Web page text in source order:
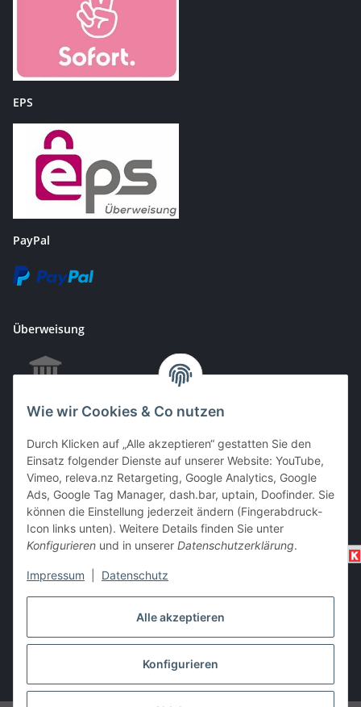
Alle akzeptieren
Konfigurieren
Wie wir Cookies & Co nutzen
Durch Klicken auf „Alle akzeptieren“ gestatten Sie den
Einsatz folgender Dienste auf unserer Website: YouTube,
Vimeo, releva.nz Retargeting, Google Analytics, Google
Ads, Google Tag Manager, dash.bar, uptain, Doofinder. Sie
können die Einstellung jederzeit ändern (Fingerabdruck-
Icon links unten). Weitere Details finden Sie unter
Konfigurieren und in unserer Datenschutzerklärung.
Impressum Datenschutz
EPS
PayPal
Überweisung
EC & Kreditkartenzahlung bei Abholung
Barzahlung bei Abholung
Vertrag widerrufen
* Alle Preise inkl. gesetzlicher USt., zzgl.Versand